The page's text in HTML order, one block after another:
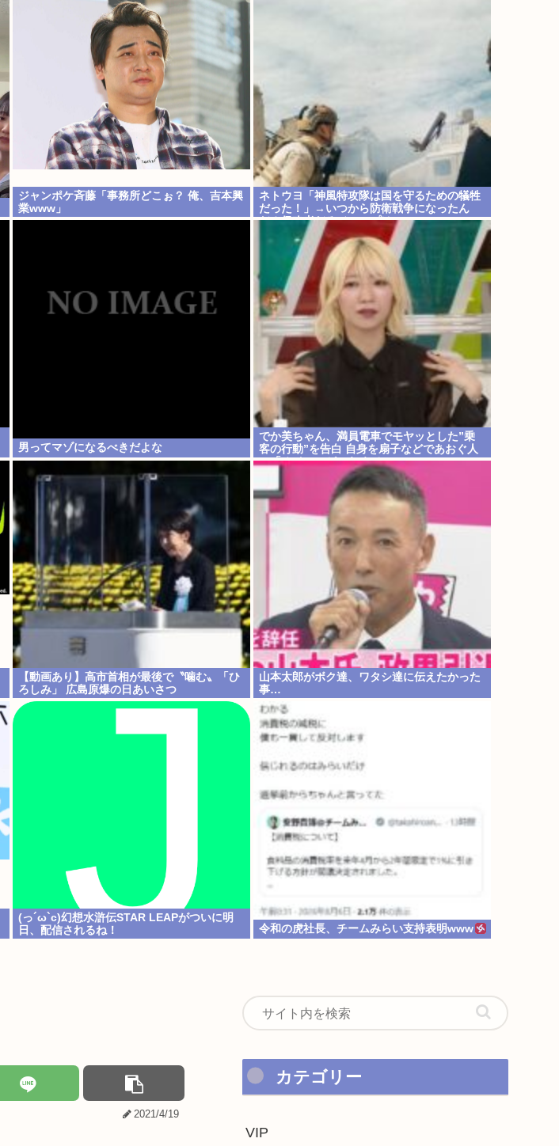
ジャンポケ斉藤「事務所どこぉ？ 俺、吉本興
業www」
ネトウヨ「神風特攻隊は国を守るための犠牲
だった！」→いつから防衛戦争になったん
だ？侵略者だろジャップはwww
男ってマゾになるべきだよな
でか美ちゃん、満員電車でモヤッとした”乗
客の行動”を告白 自身を扇子などであおぐ人
に「オイニーがつらくて…」
【動画あり】高市首相が最後で〝噛む〟「ひ
ろしみ」 広島原爆の日あいさつ
山本太郎がボク達、ワタシ達に伝えたかった
事…
(っ´ω`c)幻想水滸伝STAR LEAPがついに明
日、配信されるね！
令和の虎社長、チームみらい支持表明www
2021/4/19
カテゴリー
VIP